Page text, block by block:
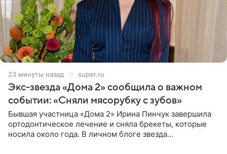
23 минуты назад super.ru
Экс-звезда «Дома 2» сообщила о важном
событии: «Сняли мясорубку с зубов»
Бывшая участница «Дома 2» Ирина Пинчук завершила
ортодонтическое лечение и сняла брекеты, которые
носила около года. В личном блоге звезда